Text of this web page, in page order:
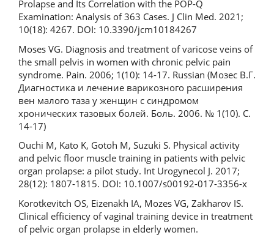
Prolapse and Its Correlation with the POP-Q
Examination: Analysis of 363 Cases. J Clin Med. 2021;
10(18): 4267. DOI: 10.3390/jcm10184267
Moses VG. Diagnosis and treatment of varicose veins of
the small pelvis in women with chronic pelvic pain
syndrome. Pain. 2006; 1(10): 14-17. Russian (Мозес В.Г.
Диагностика и лечение варикозного расширения
вен малого таза у женщин с синдромом
хронических тазовых болей. Боль. 2006. № 1(10). С.
14-17)
Ouchi M, Kato K, Gotoh M, Suzuki S. Physical activity
and pelvic floor muscle training in patients with pelvic
organ prolapse: a pilot study. Int Urogynecol J. 2017;
28(12): 1807-1815. DOI: 10.1007/s00192-017-3356-x
Korotkevitch OS, Eizenakh IA, Mozes VG, Zakharov IS.
Clinical efficiency of vaginal training device in treatment
of pelvic organ prolapse in elderly women.